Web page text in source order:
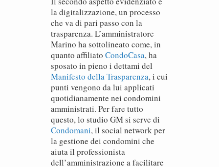
la digitalizzazione, un processo
che va di pari passo con la
trasparenza. L’amministratore
Marino ha sottolineato come, in
quanto affiliato CondoCasa, ha
sposato in pieno i dettami del
Manifesto della Trasparenza, i cui
punti vengono da lui applicati
quotidianamente nei condomini
amministrati. Per fare tutto
questo, lo studio GM si serve di
Condomani, il social network per
la gestione dei condomini che
aiuta il professionista
dell’amministrazione a facilitare